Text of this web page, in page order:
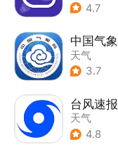
4.7
中国气象
天气
3.7
台风速报
天气
4.8